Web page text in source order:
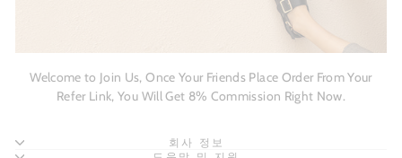
Welcome to Join Us, Once Your Friends Place Order From Your
Refer Link, You Will Get 8% Commission Right Now.
회사 정보